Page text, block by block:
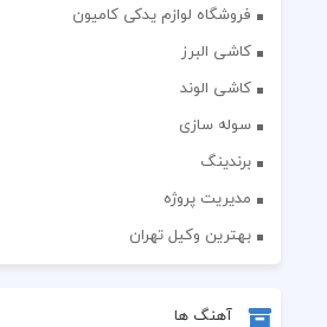
فروشگاه لوازم یدکی کامیون
کاشی البرز
کاشی الوند
سوله سازی
برندینگ
مدیریت پروژه
بهترین وکیل تهران
آهنگ ها